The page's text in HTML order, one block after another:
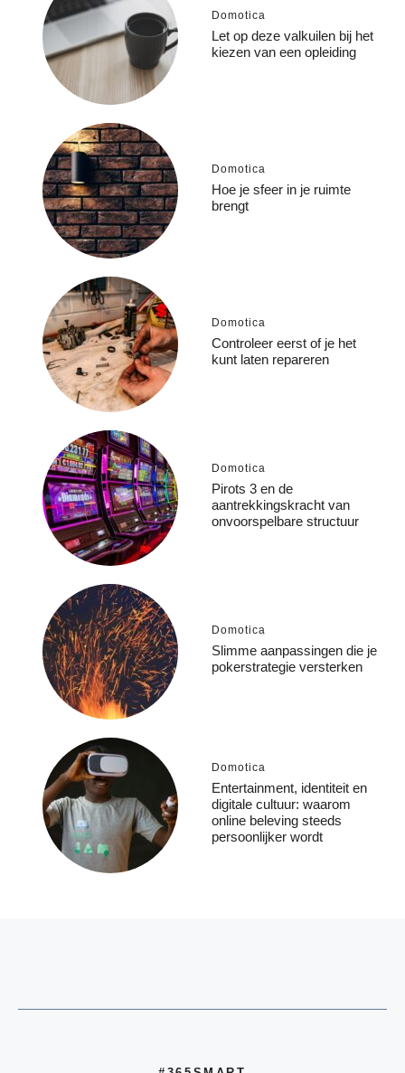
Domotica
Let op deze valkuilen bij het
kiezen van een opleiding
Domotica
Hoe je sfeer in je ruimte
brengt
Domotica
Controleer eerst of je het
kunt laten repareren
Domotica
Pirots 3 en de
aantrekkingskracht van
onvoorspelbare structuur
Domotica
Slimme aanpassingen die je
pokerstrategie versterken
Domotica
Entertainment, identiteit en
digitale cultuur: waarom
online beleving steeds
persoonlijker wordt